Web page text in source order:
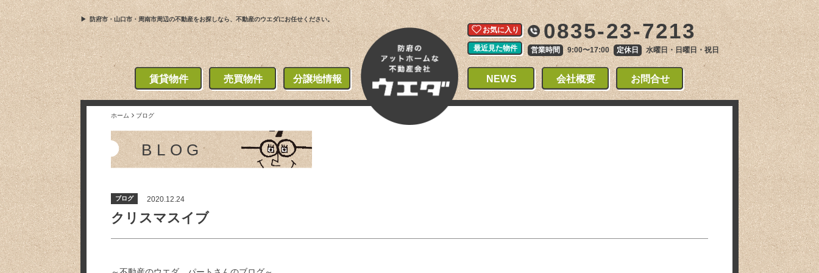
防府市・山口市・周南市周辺の不動産をお探しなら、不動産のウエダにお任せください。
お気に入り
最近見た物件
0835-23-7213
営業時間 9:00〜17:00 定休日 水曜日・日曜日・祝日
賃貸物件 売買物件 分譲地情報 NEWS 会社概要 お問合せ
ホーム ブログ
BLOG
ブログ 2020.12.24
クリスマスイブ